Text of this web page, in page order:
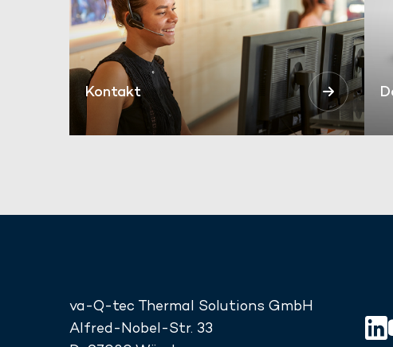
Kontakt
va-Q-tec Thermal Solutions GmbH
Alfred-Nobel-Str. 33